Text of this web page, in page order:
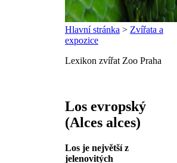
Hlavní stránka > Zvířata a
expozice
Lexikon zvířat Zoo Praha
Los evropský
(Alces alces)
Los je největší z
jelenovitých